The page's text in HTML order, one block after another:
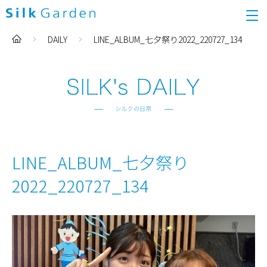
DAILY LINE_ALBUM_七夕祭り2022_220727_134
LINE_ALBUM_七夕祭り
2022_220727_134